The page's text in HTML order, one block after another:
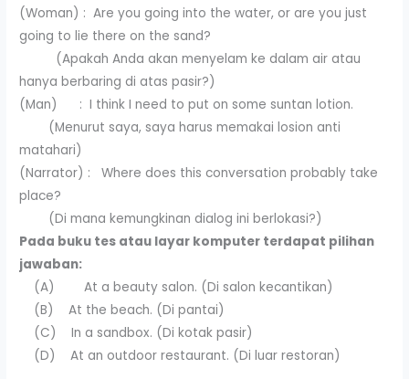
(Woman) : Are you going into the water, or are you just
going to lie there on the sand?
(Apakah Anda akan menyelam ke dalam air atau
hanya berbaring di atas pasir?)
(Man) : I think I need to put on some suntan lotion.
(Menurut saya, saya harus memakai losion anti
matahari)
(Narrator) : Where does this conversation probably take
place?
(Di mana kemungkinan dialog ini berlokasi?)
Pada buku tes atau layar komputer terdapat pilihan
jawaban:
(A) At a beauty salon. (Di salon kecantikan)
(B) At the beach. (Di pantai)
(C) In a sandbox. (Di kotak pasir)
(D) At an outdoor restaurant. (Di luar restoran)